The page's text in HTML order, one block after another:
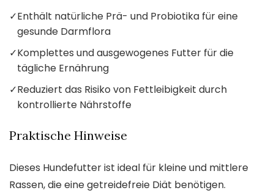
✓Enthält natürliche Prä- und Probiotika für eine
gesunde Darmflora
✓Komplettes und ausgewogenes Futter für die
tägliche Ernährung
✓Reduziert das Risiko von Fettleibigkeit durch
kontrollierte Nährstoffe
Praktische Hinweise
Dieses Hundefutter ist ideal für kleine und mittlere
Rassen, die eine getreidefreie Diät benötigen.